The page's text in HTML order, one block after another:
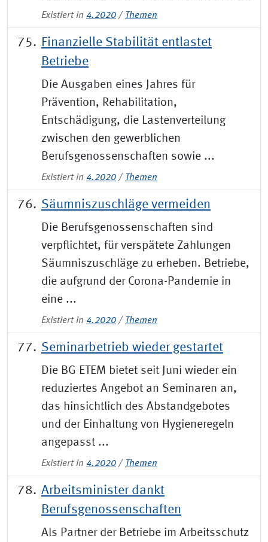
Existiert in 4.2020 / Themen
Finanzielle Stabilität entlastet
Betriebe
Die Ausgaben eines Jahres für
Prävention, Rehabilitation,
Entschädigung, die Lastenverteilung
zwischen den gewerblichen
Berufsgenossenschaften sowie ...
Existiert in 4.2020 / Themen
Säumniszuschläge vermeiden
Die Berufsgenossenschaften sind
verpflichtet, für verspätete Zahlungen
Säumniszuschläge zu erheben. Betriebe,
die aufgrund der Corona-Pandemie in
eine ...
Existiert in 4.2020 / Themen
Seminarbetrieb wieder gestartet
Die BG ETEM bietet seit Juni wieder ein
reduziertes Angebot an Seminaren an,
das hinsichtlich des Abstandgebotes
und der Einhaltung von Hygieneregeln
angepasst ...
Existiert in 4.2020 / Themen
Arbeitsminister dankt
Berufsgenossenschaften
Als Partner der Betriebe im Arbeitsschutz